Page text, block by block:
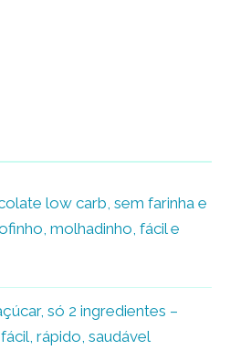
low carb, sem farinha e
molhadinho, fácil e
só 2 ingredientes –
rápido, saudável